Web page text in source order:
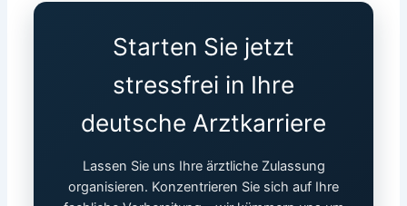
Starten Sie jetzt
stressfrei in Ihre
deutsche Arztkarriere
Lassen Sie uns Ihre ärztliche Zulassung
organisieren. Konzentrieren Sie sich auf Ihre